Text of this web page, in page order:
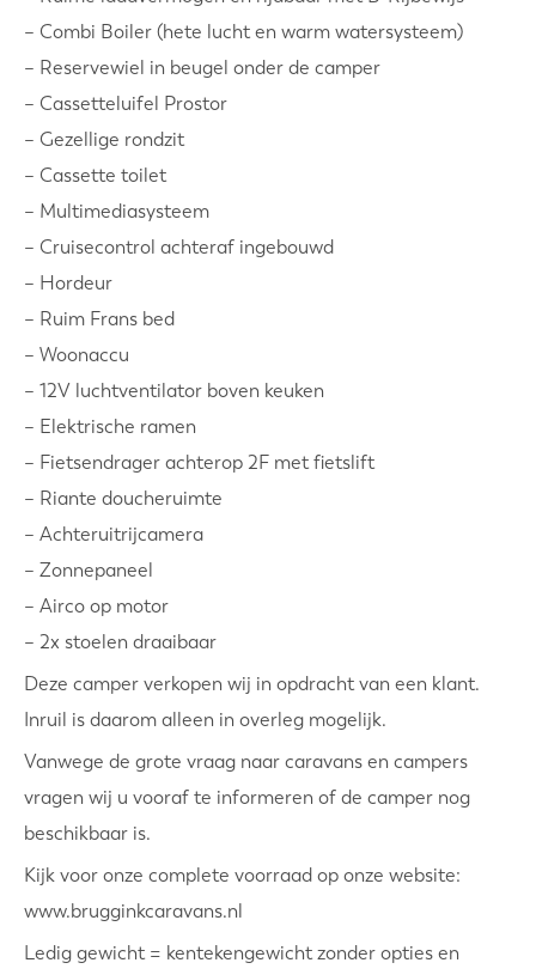
– Combi Boiler (hete lucht en warm watersysteem)
– Reservewiel in beugel onder de camper
– Cassetteluifel Prostor
– Gezellige rondzit
– Cassette toilet
– Multimediasysteem
– Cruisecontrol achteraf ingebouwd
– Hordeur
– Ruim Frans bed
– Woonaccu
– 12V luchtventilator boven keuken
– Elektrische ramen
– Fietsendrager achterop 2F met fietslift
– Riante doucheruimte
– Achteruitrijcamera
– Zonnepaneel
– Airco op motor
– 2x stoelen draaibaar
Deze camper verkopen wij in opdracht van een klant.
Inruil is daarom alleen in overleg mogelijk.
Vanwege de grote vraag naar caravans en campers
vragen wij u vooraf te informeren of de camper nog
beschikbaar is.
Kijk voor onze complete voorraad op onze website:
www.brugginkcaravans.nl
Ledig gewicht = kentekengewicht zonder opties en